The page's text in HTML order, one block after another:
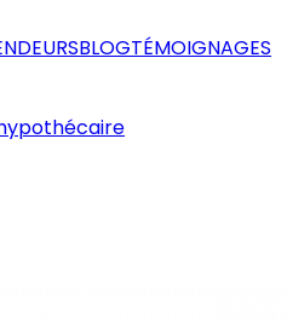
BLOGTÉMOIGNAGES